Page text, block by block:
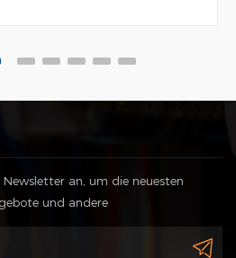
Newsletter an, um die neuesten
und andere